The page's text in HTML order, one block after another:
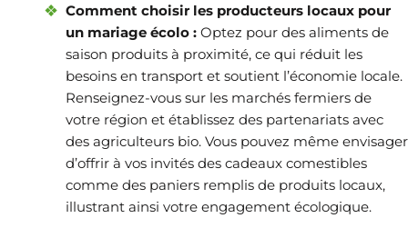
Comment choisir les producteurs locaux pour
un mariage écolo : Optez pour des aliments de
saison produits à proximité, ce qui réduit les
besoins en transport et soutient l’économie locale.
Renseignez-vous sur les marchés fermiers de
votre région et établissez des partenariats avec
des agriculteurs bio. Vous pouvez même envisager
d’offrir à vos invités des cadeaux comestibles
comme des paniers remplis de produits locaux,
illustrant ainsi votre engagement écologique.